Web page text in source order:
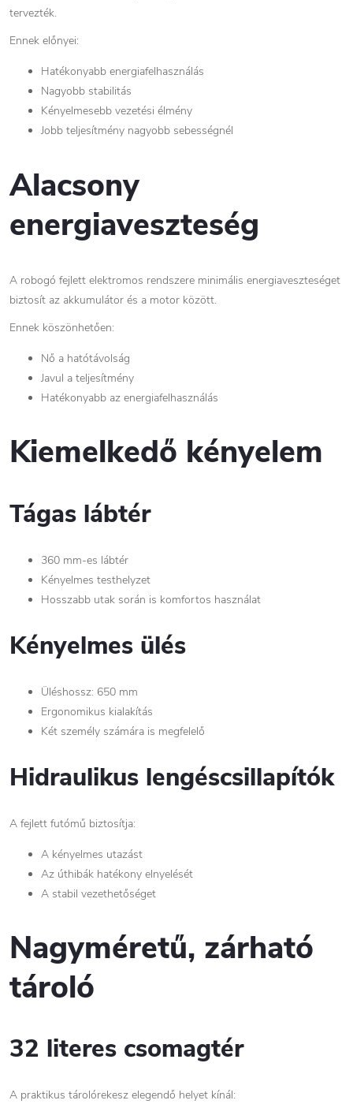
tervezték.
Ennek előnyei:
Hatékonyabb energiafelhasználás
Nagyobb stabilitás
Kényelmesebb vezetési élmény
Jobb teljesítmény nagyobb sebességnél
Alacsony
energiaveszteség
A robogó fejlett elektromos rendszere minimális energiaveszteséget
biztosít az akkumulátor és a motor között.
Ennek köszönhetően:
Nő a hatótávolság
Javul a teljesítmény
Hatékonyabb az energiafelhasználás
Kiemelkedő kényelem
Tágas lábtér
360 mm-es lábtér
Kényelmes testhelyzet
Hosszabb utak során is komfortos használat
Kényelmes ülés
Üléshossz: 650 mm
Ergonomikus kialakítás
Két személy számára is megfelelő
Hidraulikus lengéscsillapítók
A fejlett futómű biztosítja:
A kényelmes utazást
Az úthibák hatékony elnyelését
A stabil vezethetőséget
Nagyméretű, zárható
tároló
32 literes csomagtér
A praktikus tárolórekesz elegendő helyet kínál: